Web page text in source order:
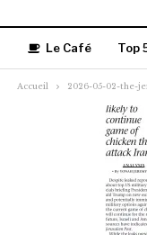
Le Café Top
Accueil 2026-05-02-the-